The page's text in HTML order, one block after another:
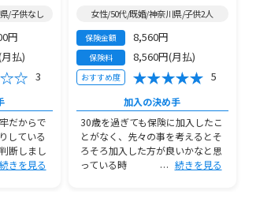
/子供なし
円
払)
3
だからで
している
断しまし
続きを見る
女性/50代/既婚/神奈川県/子供2人
保険金額 8,560円
保険料 8,560円(月払)
おすすめ度 5
加入の決め手
30歳を過ぎても保険に加入したこ
とがなく、先々の事を考えるとそ
ろそろ加入した方が良いかなと思
っている時
続きを見る